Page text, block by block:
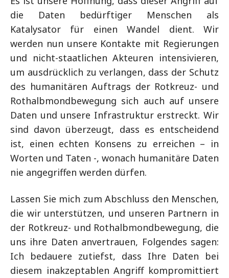
die Daten bedürftiger Menschen als
Katalysator für einen Wandel dient. Wir
werden nun unsere Kontakte mit Regierungen
und nicht-staatlichen Akteuren intensivieren,
um ausdrücklich zu verlangen, dass der Schutz
des humanitären Auftrags der Rotkreuz- und
Rothalbmondbewegung sich auch auf unsere
Daten und unsere Infrastruktur erstreckt. Wir
sind davon überzeugt, dass es entscheidend
ist, einen echten Konsens zu erreichen – in
Worten und Taten -, wonach humanitäre Daten
nie angegriffen werden dürfen.
Lassen Sie mich zum Abschluss den Menschen,
die wir unterstützen, und unseren Partnern in
der Rotkreuz- und Rothalbmondbewegung, die
uns ihre Daten anvertrauen, Folgendes sagen:
Ich bedauere zutiefst, dass Ihre Daten bei
diesem inakzeptablen Angriff kompromittiert